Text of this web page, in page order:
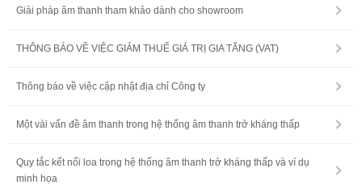
Giải pháp âm thanh tham khảo dành cho showroom
THÔNG BÁO VỀ VIỆC GIẢM THUẾ GIÁ TRỊ GIA TĂNG (VAT)
Thông báo về việc cập nhật địa chỉ Công ty
Một vài vấn đề âm thanh trong hệ thống âm thanh trở kháng thấp
Quy tắc kết nối loa trong hệ thống âm thanh trở kháng thấp và ví dụ
minh họa